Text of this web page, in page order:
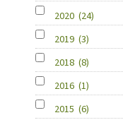
2020 (24)
2019 (3)
2018 (8)
2016 (1)
2015 (6)